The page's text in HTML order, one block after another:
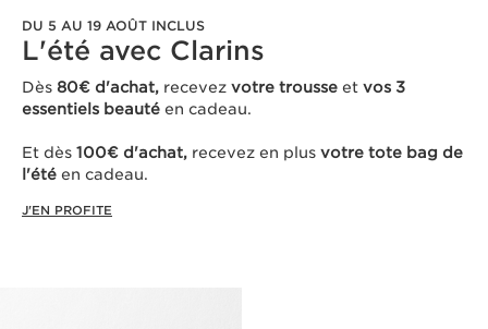
DU 5 AU 19 AOÛT INCLUS
L'été avec Clarins ​
Dès 80€ d'achat, recevez votre trousse et vos 3
essentiels beauté en cadeau​.
Et dès 100€ d'achat, recevez en plus votre tote bag de
l'été en cadeau.
J'EN PROFITE